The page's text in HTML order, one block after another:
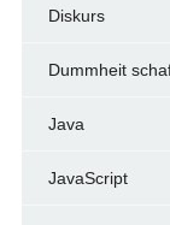
Diskurs
Dummheit
Java
JavaScript